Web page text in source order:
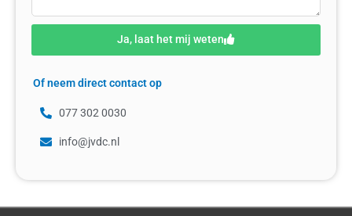
Ja, laat het mij weten
Of neem direct contact op
077 302 0030
info@jvdc.nl